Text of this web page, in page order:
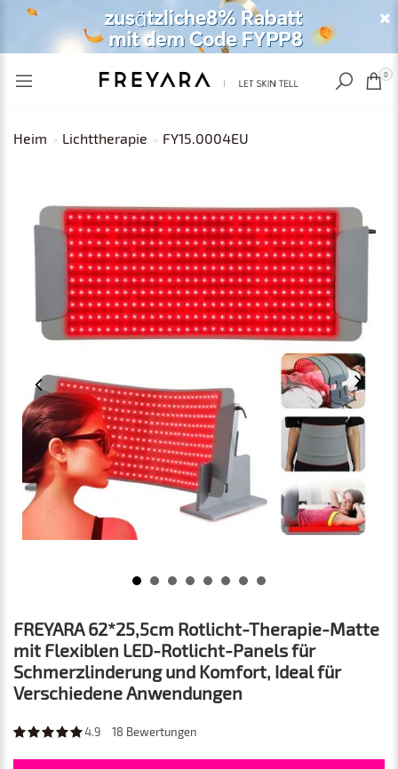
EUR
ZULETZT ANGESEHEN 0
Heim Lichttherapie FY15.0004EU
FREYARA 62*25,5cm Rotlicht-Therapie-Matte
mit Flexiblen LED-Rotlicht-Panels für
Schmerzlinderung und Komfort, Ideal für
Verschiedene Anwendungen
4.9 18 Bewertungen